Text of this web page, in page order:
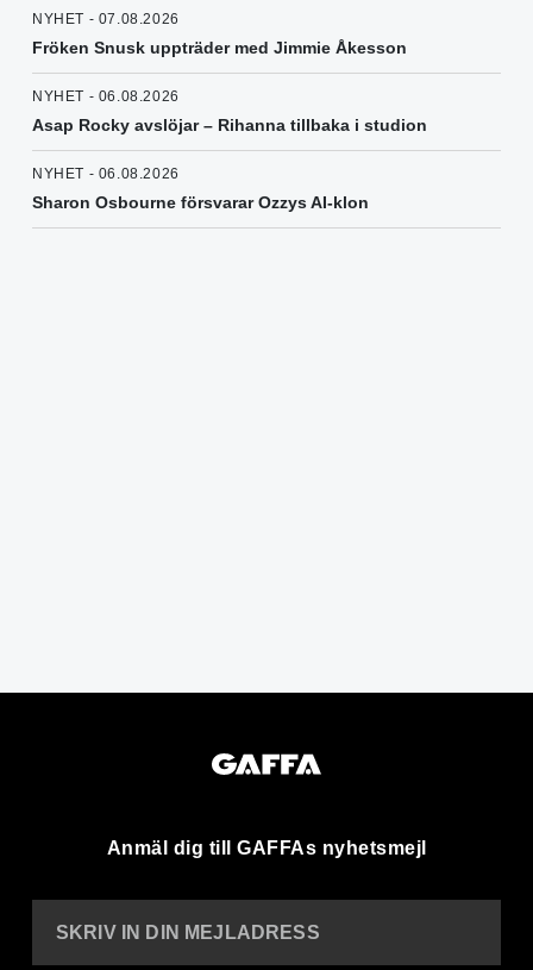
NYHET - 07.08.2026
Fröken Snusk uppträder med Jimmie Åkesson
NYHET - 06.08.2026
Asap Rocky avslöjar – Rihanna tillbaka i studion
NYHET - 06.08.2026
Sharon Osbourne försvarar Ozzys AI-klon
Anmäl dig till GAFFAs nyhetsmejl
SKRIV IN DIN MEJLADRESS